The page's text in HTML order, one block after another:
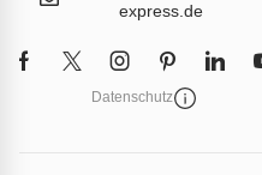
express.de
Datenschutz